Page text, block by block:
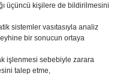
üçüncü kişilere de bildirilmesini
sistemler vasıtasıyla analiz
bir sonucun ortaya
işlenmesi sebebiyle zarara
talep etme,